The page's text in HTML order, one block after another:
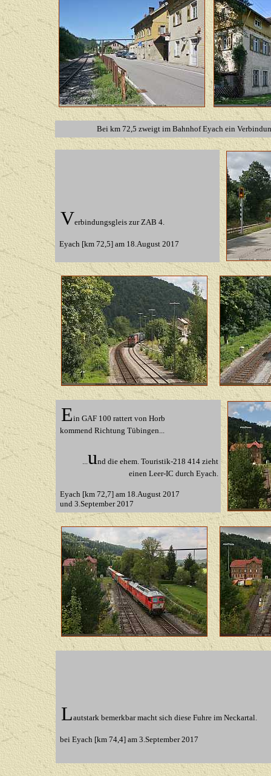
Bei km 72,5 zweigt im Bahnhof Eyach ein
Verbindungsgleis zur ZAB 4.
Eyach [km 72,5] am 18.August 2017
Ein GAF 100 rattert von Horb
kommend Richtung Tübingen...
...und die ehem. Touristik-218 414 zieht
einen Leer-IC durch Eyach.
Eyach [km 72,7] am 18.August 2017
und 3.September 2017
Lautstark bemerkbar macht sich diese Fuhre im Neckartal.
bei Eyach [km 74,4] am 3.September 2017